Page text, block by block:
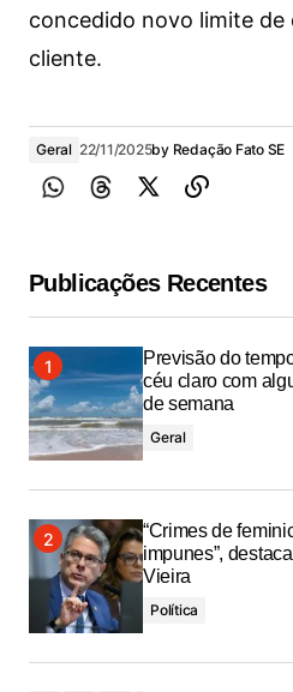
concedido novo limite de
cliente.
Geral 22/11/2025by Redação Fato SE
Publicações Recentes
Previsão do
céu claro com
de semana
Geral
“Crimes de
impunes”,
Vieira
Política